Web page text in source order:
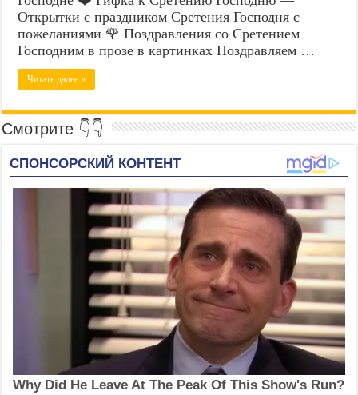
Открытки с праздником Сретения Господня с
пожеланиями 🌹 Поздравления со Сретением
Господним в прозе в картинках Поздравляем …
Читать далее »
Смотрите 👇👇